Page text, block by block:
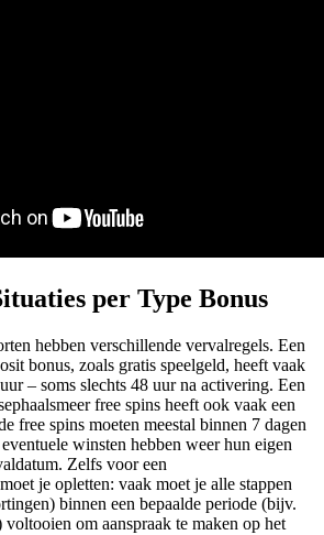
per Type Bonus
hebben verschillende vervalregels. Een
bonus, zoals gratis speelgeld, heeft vaak
– soms slechts 48 uur na activering. Een
free spins heeft ook vaak een
free spins moeten meestal binnen 7 dagen
winsten hebben weer hun eigen
Zelfs voor een
je opletten: vaak moet je alle stappen
binnen een bepaalde periode (bijv.
voltooien om aanspraak te maken op het